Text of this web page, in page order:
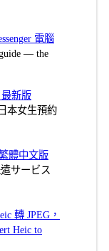
電腦
— the
新版
本女生預約
體中文版
サービス
轉 JPEG，
Heic to